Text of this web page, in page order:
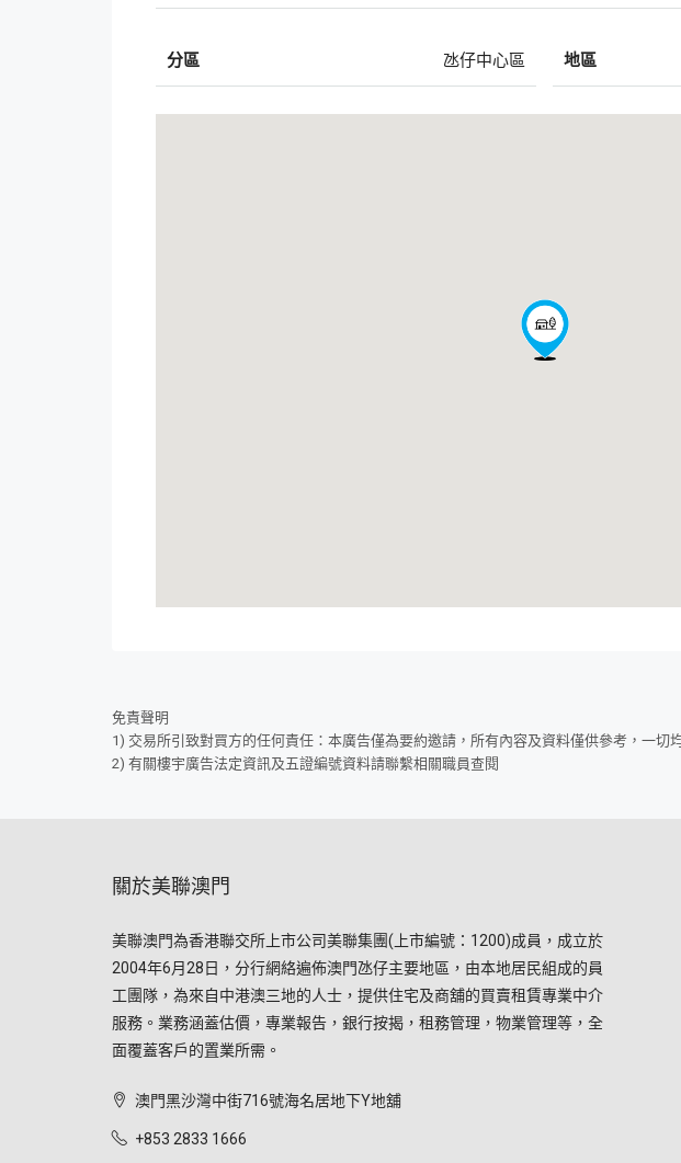
分區 氹仔中心區 地區
免責聲明
1) 交易所引致對買方的任何責任：本廣告僅為要約邀請，所有內容及資料僅供參考，一
2) 有關樓宇廣告法定資訊及五證編號資料請聯繫相關職員查閱
關於美聯澳門
美聯澳門為香港聯交所上市公司美聯集團(上市編號：1200)成員，成立於
2004年6月28日，分行網絡遍佈澳門氹仔主要地區，由本地居民組成的員
工團隊，為來自中港澳三地的人士，提供住宅及商舖的買賣租賃專業中介
服務。業務涵蓋估價，專業報告，銀行按揭，租務管理，物業管理等，全
面覆蓋客戶的置業所需。
澳門黑沙灣中街716號海名居地下Y地舖
+853 2833 1666